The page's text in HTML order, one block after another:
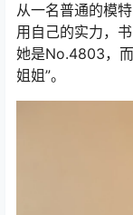
从一名普通的模
用自己的实力，
她是No.4803，
姐姐”。